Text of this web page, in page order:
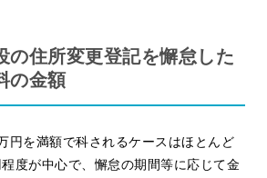
の住所変更登記を懈怠した
の金額
円を満額で科されるケースはほとんど
度が中心で、懈怠の期間等に応じて金